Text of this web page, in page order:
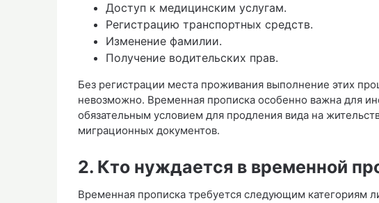
Доступ к медицинским услугам.
Регистрацию транспортных средств.
Изменение фамилии.
Получение водительских прав.
Без регистрации места проживания выполнение этих
невозможно. Временная прописка особенно важна для
обязательным условием для продления вида на
миграционных документов.
2. Кто нуждается в временной
Временная прописка требуется следующим категориям